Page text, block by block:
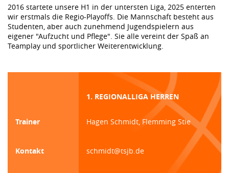
2016 startete unsere H1 in der untersten Liga, 2025 enterten
wir erstmals die Regio-Playoffs. Die Mannschaft besteht aus
Studenten, aber auch zunehmend Jugendspielern aus
eigener "Aufzucht und Pflege". Sie alle vereint der Spaß an
Teamplay und sportlicher Weiterentwicklung.
1. REGIONALLIGA HERREN
Trainer Hagen Schmidt, Flemming Stie
Kontakt schmidt@tsjb.de